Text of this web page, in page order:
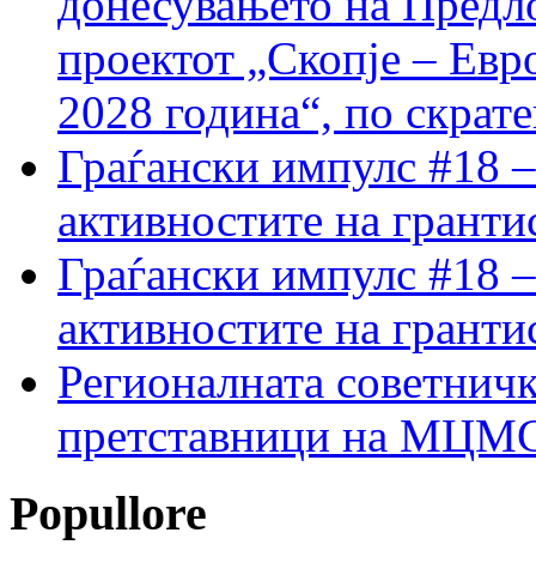
проектот „Скопје –
2028 година“, по
Граѓански импулс #18
активностите на
Граѓански импулс #18
активностите на
Регионалната
претставници на МЦМС
Popullore